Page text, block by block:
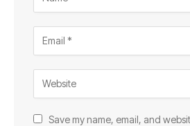
Save my name, email, and